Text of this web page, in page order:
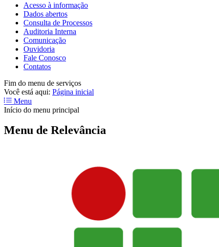
Acesso à informação
Dados abertos
Consulta de Processos
Auditoria Interna
Comunicação
Ouvidoria
Fale Conosco
Contatos
Fim do menu de serviços
Você está aqui: Página inicial
Menu
Início do menu principal
Menu de Relevância